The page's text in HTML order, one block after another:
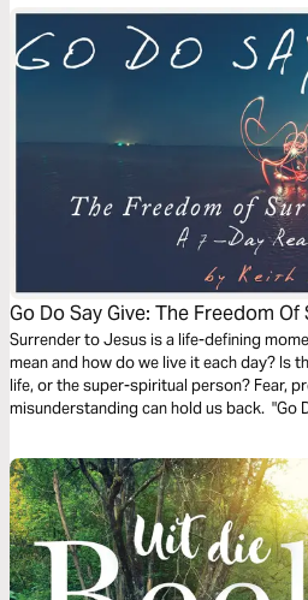
en vervang met sy vrede. Hierdie
SAKPAS-BYBEL MET OORDENKINGS
Christelike Uitgewersmaatskappy.
Go Do Say Give: The Freedom
Surrender to Jesus is a life-defining
mean and how do we live it each day? Is
life, or the super-spiritual person? Fear,
misunderstanding can hold us back. "Go
Experience the freedom that comes with